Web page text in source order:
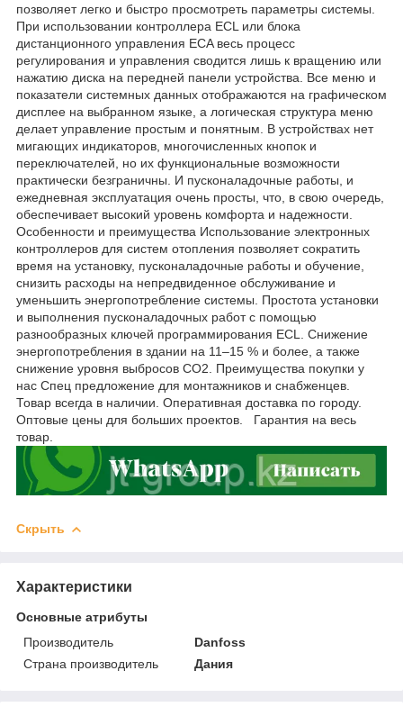
позволяет легко и быстро просмотреть параметры системы.
При использовании контроллера ECL или блока
дистанционного управления ECA весь процесс
регулирования и управления сводится лишь к вращению или
нажатию диска на передней панели устройства. Все меню и
показатели системных данных отображаются на графическом
дисплее на выбранном языке, а логическая структура меню
делает управление простым и понятным. В устройствах нет
мигающих индикаторов, многочисленных кнопок и
переключателей, но их функциональные возможности
практически безграничны. И пусконаладочные работы, и
ежедневная эксплуатация очень просты, что, в свою очередь,
обеспечивает высокий уровень комфорта и надежности.
Особенности и преимущества Использование электронных
контроллеров для систем отопления позволяет сократить
время на установку, пусконаладочные работы и обучение,
снизить расходы на непредвиденное обслуживание и
уменьшить энергопотребление системы. Простота установки
и выполнения пусконаладочных работ с помощью
разнообразных ключей программирования ECL. Снижение
энергопотребления в здании на 11–15 % и более, а также
снижение уровня выбросов CO2. Преимущества покупки у
нас Спец предложение для монтажников и снабженцев.
Товар всегда в наличии. Оперативная доставка по городу.
Оптовые цены для больших проектов. Гарантия на весь
товар.
Скрыть
Характеристики
Основные атрибуты
Производитель
Danfoss
Страна производитель
Дания